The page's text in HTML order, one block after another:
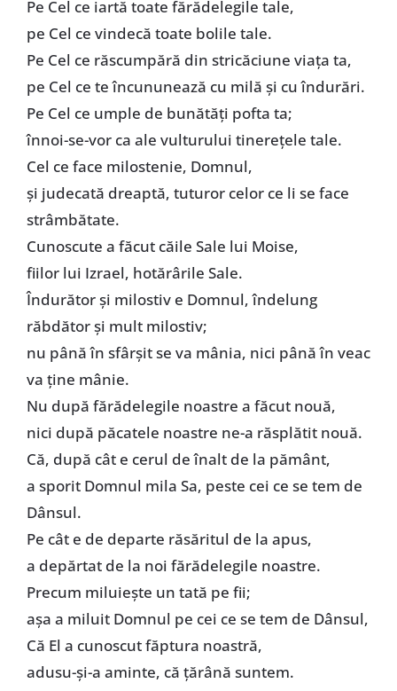
Pe Cel ce iartă toate fărădelegile tale,
pe Cel ce vindecă toate bolile tale.
Pe Cel ce răscumpără din stricăciune viața ta,
pe Cel ce te încununează cu milă și cu îndurări.
Pe Cel ce umple de bunătăți pofta ta;
înnoi-se-vor ca ale vulturului tinerețele tale.
Cel ce face milostenie, Domnul,
și judecată dreaptă, tuturor celor ce li se face
strâmbătate.
Cunoscute a făcut căile Sale lui Moise,
fiilor lui Izrael, hotărârile Sale.
Îndurător și milostiv e Domnul, îndelung
răbdător și mult milostiv;
nu până în sfârșit se va mânia, nici până în veac
va ține mânie.
Nu după fărădelegile noastre a făcut nouă,
nici după păcatele noastre ne-a răsplătit nouă.
Că, după cât e cerul de înalt de la pământ,
a sporit Domnul mila Sa, peste cei ce se tem de
Dânsul.
Pe cât e de departe răsăritul de la apus,
a depărtat de la noi fărădelegile noastre.
Precum miluiește un tată pe fii;
așa a miluit Domnul pe cei ce se tem de Dânsul,
Că El a cunoscut făptura noastră,
adusu-și-a aminte, că țărână suntem.